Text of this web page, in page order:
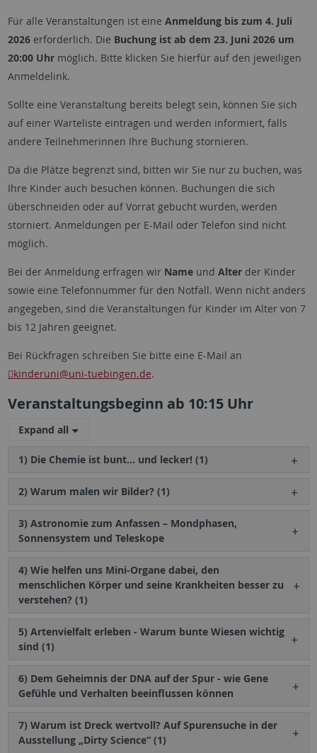
Für alle Veranstaltungen ist eine Anmeldung bis zum 4. Juli
2026 erforderlich. Die Buchung ist ab dem 23. Juni 2026 um
20:00 Uhr möglich. Bitte klicken Sie hierfür auf den jeweiligen
Anmeldelink.
Sollte eine Veranstaltung bereits belegt sein, können Sie sich
auf einer Warteliste eintragen und werden informiert, falls
andere Teilnehmerinnen Ihre Buchung stornieren.
Da die Plätze begrenzt sind, bitten wir Sie nur zu buchen, was
Ihre Kinder auch besuchen können. Buchungen die sich
überschneiden oder auf Vorrat gebucht wurden, werden
storniert. Anmeldungen per E-Mail oder Telefon sind nicht
möglich.
Bei der Anmeldung erfragen wir Nameund Alterder Kinder
sowie eine Telefonnummer für den Notfall. Wenn nicht anders
angegeben, sind die Veranstaltungen für Kinder im Alter von 7
bis 12 Jahren geeignet.
Bei Rückfragen schreiben Sie bitte eine E-Mail an
kinderuni@uni-tuebingen.de.
Veranstaltungsbeginn ab 10:15 Uhr
Expand all
1) Die Chemie ist bunt… und lecker! (1)
2) Warum malen wir Bilder? (1)
3) Astronomie zum Anfassen – Mondphasen,
Sonnensystem und Teleskope
4) Wie helfen uns Mini-Organe dabei, den
menschlichen Körper und seine Krankheiten besser zu
verstehen? (1)
5) Artenvielfalt erleben - Warum bunte Wiesen wichtig
sind (1)
6) Dem Geheimnis der DNA auf der Spur - wie Gene
Gefühle und Verhalten beeinflussen können
7) Warum ist Dreck wertvoll? Auf Spurensuche in der
Ausstellung „Dirty Science“ (1)